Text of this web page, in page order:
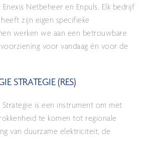
Netbeheer en Enpuls. Elk bedrijf
zijn eigen specifieke
werken we aan een betrouwbare
voor vandaag én voor de
STRATEGIE (RES)
Strategie is een instrument om met
te komen tot regionale
van duurzame elektriciteit, de